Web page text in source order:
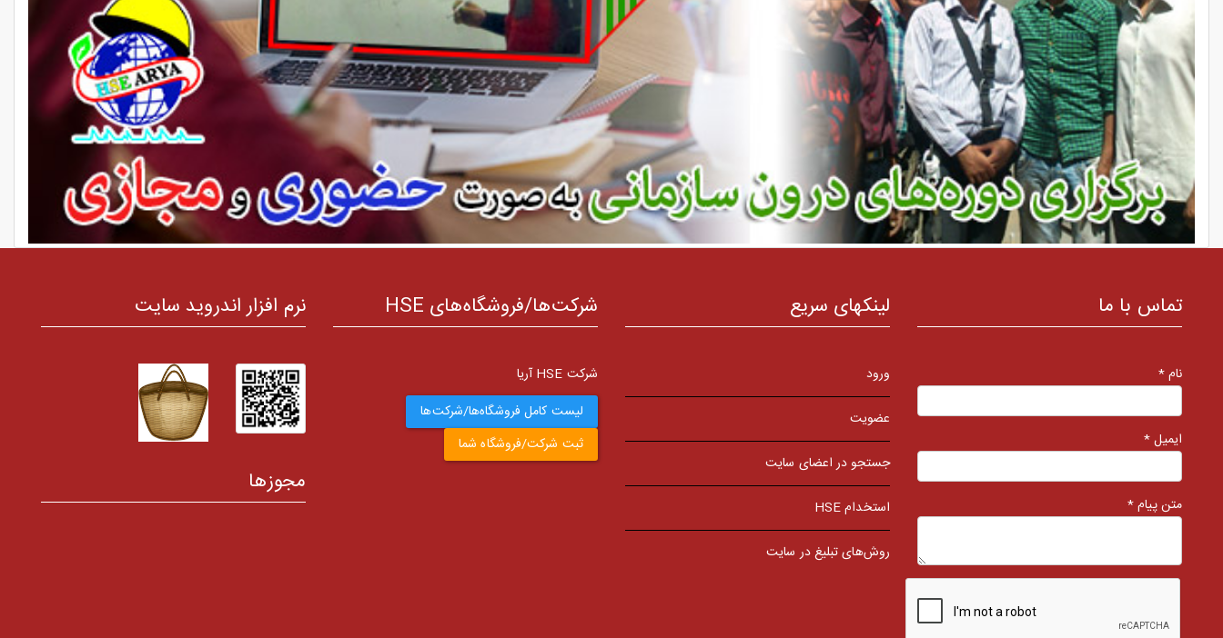
تماس با ما
نام *
ایمیل *
متن پیام *
لینکهای سریع
ورود
عضویت
جستجو در اعضای سایت
استخدام HSE
روش‌های تبلیغ در سایت
شرکت‌ها/فروشگاه‌های HSE
شرکت HSE آریا
لیست کامل فروشگاه‌ها/شرکت‌ها
ثبت شرکت/فروشگاه شما
نرم افزار اندروید سایت
مجوزها